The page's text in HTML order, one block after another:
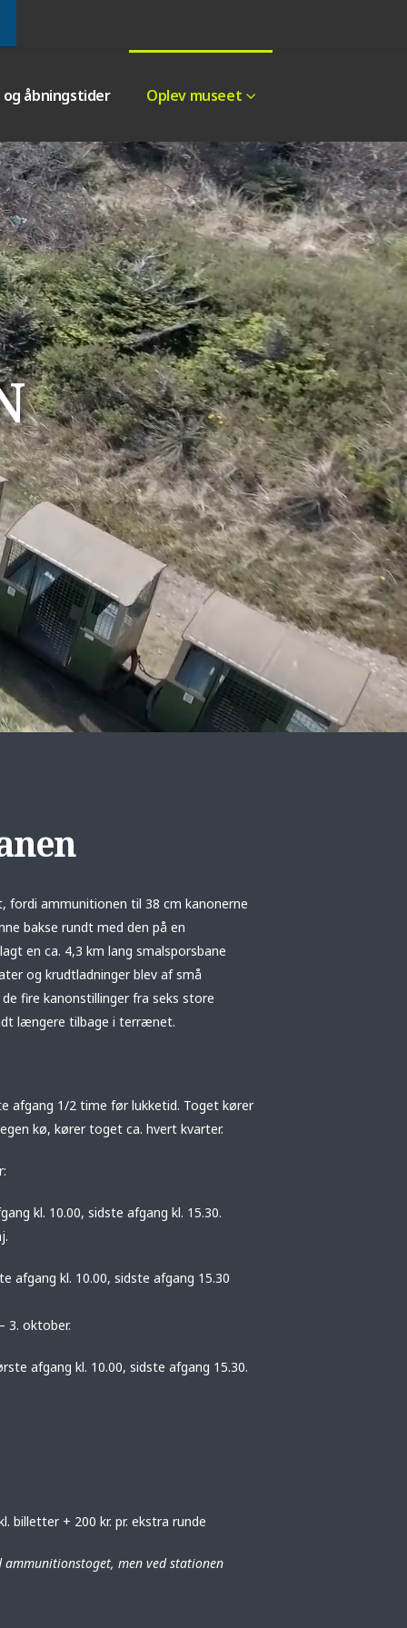
åbningstider Oplev museet
fordi ammunitionen til 38 cm kanonerne
bakse rundt med den på en
en ca. 4,3 km lang smalsporsbane
og krudtladninger blev af små
fire kanonstillinger fra seks store
længere tilbage i terrænet.
afgang 1/2 time før lukketid. Toget kører
kø, kører toget ca. hvert kvarter.
kl. 10.00, sidste afgang kl. 15.30.
afgang kl. 10.00, sidste afgang 15.30
3. oktober.
afgang kl. 10.00, sidste afgang 15.30.
billetter + 200 kr. pr. ekstra runde
ammunitionstoget, men ved stationen